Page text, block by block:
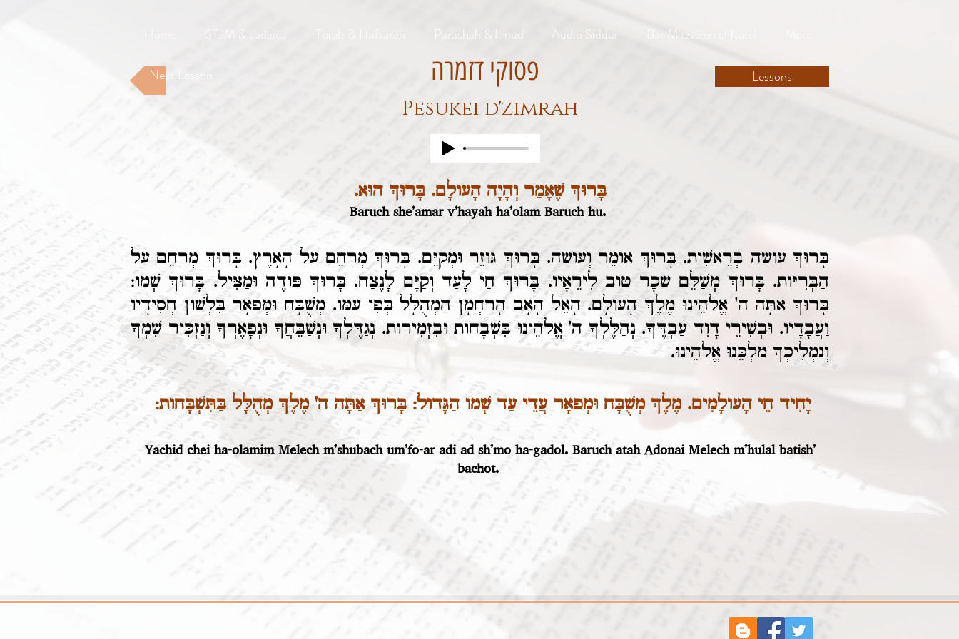
Parashah & limud Audio Siddur Bar Mitzvá en el Kotel
Next Lesson
Pesukei d'zimrah
פסוקי דזמרה Lessons
בָּרוּךְ שֶׁאָמַר וְהָיָה הָעולָם. בָּרוּךְ הוּא.
Baruch she’amar v’hayah ha’olam Baruch hu.
בָּרוּךְ עושה בְרֵאשִׁית. בָּרוּךְ אומֵר וְעושה. בָּרוּךְ גּוזֵר וּמְקַיֵּם. בָּרוּךְ מְרַחֵם עַל הָאָרֶץ. בָּרוּךְ מְרַחֵם עַל
הַבְּרִיּות. בָּרוּךְ מְשַׁלֵּם שכָר טוב לִירֵאָיו. בָּרוּךְ חַי לָעַד וְקַיָּם לָנֶצַח. בָּרוּךְ פּודֶה וּמַצִּיל. בָּרוּךְ שְׁמו:
בָּרוּךְ אַתָּה ה' אֱלהֵינוּ מֶלֶךְ הָעולָם. הָאֵל הָאָב הָרַחֲמָן הַמְהֻלָּל בְּפִי עַמּו. מְשֻׁבָּח וּמְפאָר בִּלְשׁון חֲסִידָיו
וַעֲבָדָיו. וּבְשִׁירֵי דָוִד עַבְדֶּךָ. נְהַלֶּלְךָ ה' אֱלהֵינוּ בִּשְׁבָחות וּבִזְמִירות. נְגַדֶּלְךָ וּנְשַׁבֵּחֲךָ וּנְפָאֶרְךָ וְנַזְכִּיר שִׁמְךָ
וְנַמְלִיכְךָ מַלְכֵּנוּ אֱלהֵינוּ.
יָחִיד חֵי הָעולָמִים. מֶלֶךְ מְשֻׁבָּח וּמְפאָר עֲדֵי עַד שְׁמו הַגָּדול: בָּרוּךְ אַתָּה ה' מֶלֶךְ מְהֻלָּל בַּתִּשְׁבָּחות:
Yachid chei ha-olamim Melech m’shubach um’fo-ar adi ad sh’mo ha-gadol. Baruch atah Adonai Melechm’hulal batish’
bachot.